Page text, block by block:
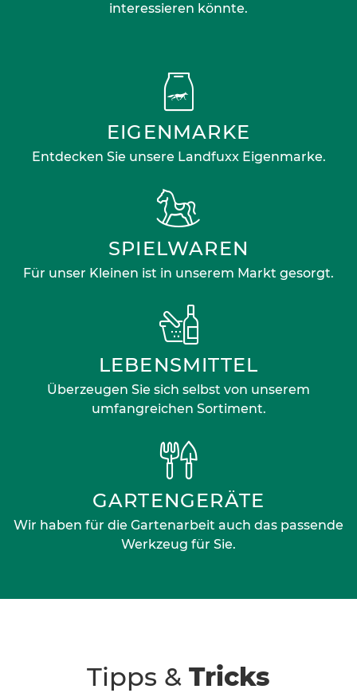
interessieren könnte.
EIGENMARKE
Entdecken Sie unsere Landfuxx Eigenmarke.
SPIELWAREN
Für unser Kleinen ist in unserem Markt gesorgt.
LEBENSMITTEL
Überzeugen Sie sich selbst von unserem
umfangreichen Sortiment.
GARTENGERÄTE
Wir haben für die Gartenarbeit auch das passende
Werkzeug für Sie.
Tipps & Tricks